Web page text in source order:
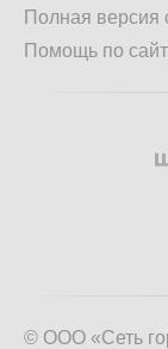
Полная версия
Помощь по
© ООО «Сеть